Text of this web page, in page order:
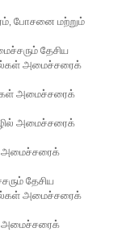
, போசனை மற்றும்
தேசிய
அமைச்சரைக்
அமைச்சரைக்
அமைச்சரைக்
தேசிய
அமைச்சரைக்